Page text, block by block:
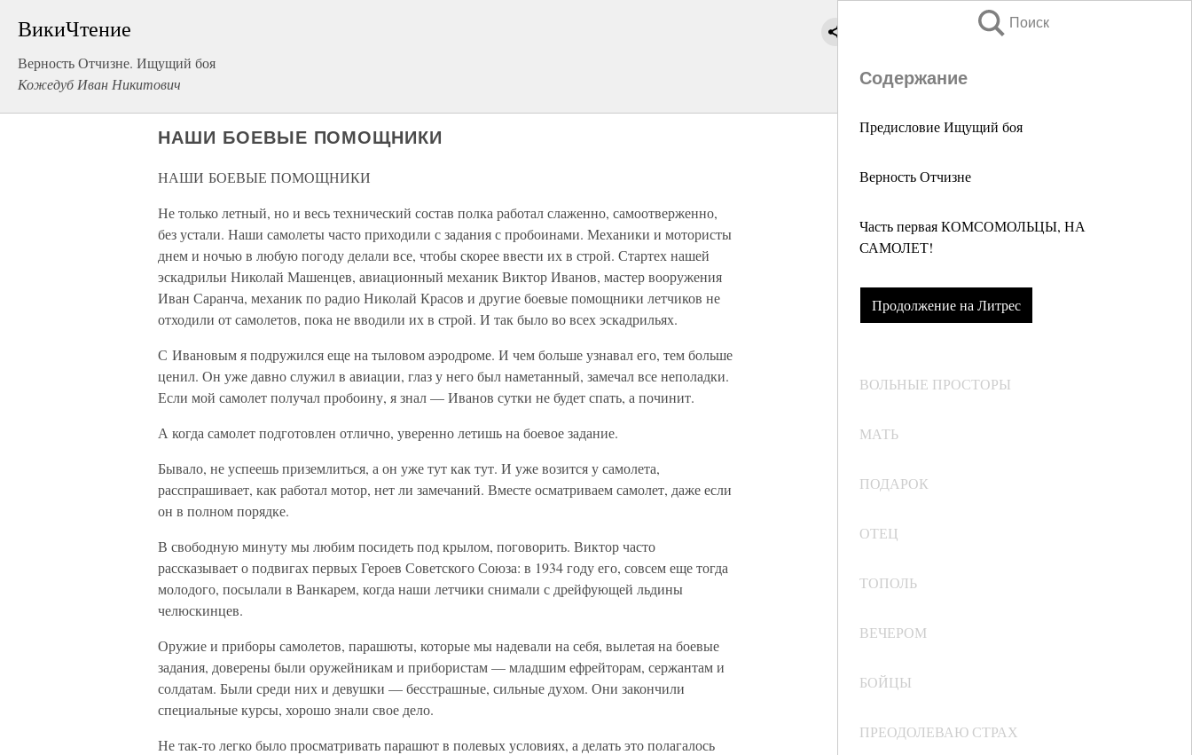
ВикиЧтение
Верность Отчизне. Ищущий боя
Кожедуб Иван Никитович
Поиск
Содержание
Предисловие Ищущий боя
Верность Отчизне
Часть первая КОМСОМОЛЬЦЫ, НА
САМОЛЕТ!
Продолжение на Литрес
ВОЛЬНЫЕ ПРОСТОРЫ
МАТЬ
ПОДАРОК
ОТЕЦ
ТОПОЛЬ
ВЕЧЕРОМ
БОЙЦЫ
ПРЕОДОЛЕВАЮ СТРАХ
НАШИ БОЕВЫЕ ПОМОЩНИКИ
НАШИ БОЕВЫЕ ПОМОЩНИКИ
Не только летный, но и весь технический состав полка работал слаженно, самоотверженно,
без устали. Наши самолеты часто приходили с задания с пробоинами. Механики и мотористы
днем и ночью в любую погоду делали все, чтобы скорее ввести их в строй. Стартех нашей
эскадрильи Николай Машенцев, авиационный механик Виктор Иванов, мастер вооружения
Иван Саранча, механик по радио Николай Красов и другие боевые помощники летчиков не
отходили от самолетов, пока не вводили их в строй. И так было во всех эскадрильях.
С Ивановым я подружился еще на тыловом аэродроме. И чем больше узнавал его, тем больше
ценил. Он уже давно служил в авиации, глаз у него был наметанный, замечал все неполадки.
Если мой самолет получал пробоину, я знал — Иванов сутки не будет спать, а починит.
А когда самолет подготовлен отлично, уверенно летишь на боевое задание.
Бывало, не успеешь приземлиться, а он уже тут как тут. И уже возится у самолета,
расспрашивает, как работал мотор, нет ли замечаний. Вместе осматриваем самолет, даже если
он в полном порядке.
В свободную минуту мы любим посидеть под крылом, поговорить. Виктор часто
рассказывает о подвигах первых Героев Советского Союза: в 1934 году его, совсем еще тогда
молодого, посылали в Ванкарем, когда наши летчики снимали с дрейфующей льдины
челюскинцев.
Оружие и приборы самолетов, парашюты, которые мы надевали на себя, вылетая на боевые
задания, доверены были оружейникам и прибористам — младшим ефрейторам, сержантам и
солдатам. Были среди них и девушки — бесстрашные, сильные духом. Они закончили
специальные курсы, хорошо знали свое дело.
Не так-то легко было просматривать парашют в полевых условиях, а делать это полагалось